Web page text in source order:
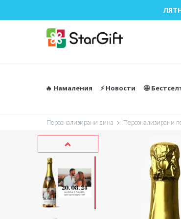
🔥 Намаления ⚡️ Новости 🤩
Персонализирани вина Персонализирани